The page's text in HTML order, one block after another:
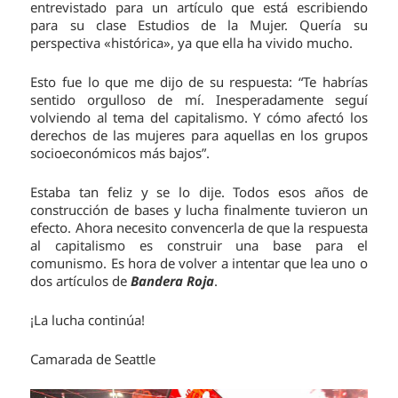
entrevistado para un artículo que está escribiendo
para su clase Estudios de la Mujer. Quería su
perspectiva «histórica», ya que ella ha vivido mucho.
Esto fue lo que me dijo de su respuesta: “Te habrías
sentido orgulloso de mí. Inesperadamente seguí
volviendo al tema del capitalismo. Y cómo afectó los
derechos de las mujeres para aquellas en los grupos
socioeconómicos más bajos”.
Estaba tan feliz y se lo dije. Todos esos años de
construcción de bases y lucha finalmente tuvieron un
efecto. Ahora necesito convencerla de que la respuesta
al capitalismo es construir una base para el
comunismo. Es hora de volver a intentar que lea uno o
dos artículos deBandera Roja.
¡La lucha continúa!
Camarada de Seattle